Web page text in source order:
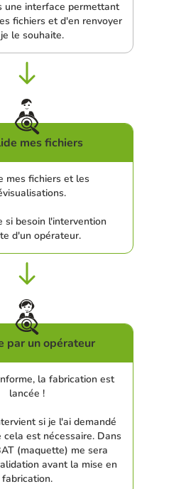
une interface permettant
fichiers et d'en renvoyer
le souhaite.
mes fichiers
mes fichiers et les
si besoin l'intervention
d'un opérateur.
par un opérateur
la fabrication est
lancée !
si je l'ai demandé
cela est nécessaire. Dans
(maquette) me sera
avant la mise en
fabrication.